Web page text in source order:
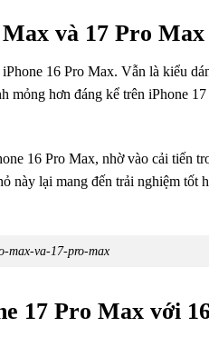
và 17 Pro Max
16 Pro Max. Vẫn là kiểu
hơn đáng kể trên iPhone
16 Pro Max, nhờ vào cải tiến
này lại mang đến trải nghiệm tốt
max-va-17-pro-max
17 Pro Max với